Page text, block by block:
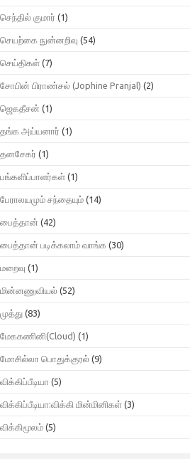
செந்தில் குமார் (1)
செயற்கை நுன்னறிவு (54)
செய்திகள் (7)
சோபின் பிராண்சல் (Jophine Pranjal) (2)
ஜெகதீசன் (1)
தங்க அய்யனார் (1)
தனசேகர் (1)
பங்களிப்பாளர்கள் (1)
பேராலயமும் சந்தையும் (14)
பைத்தான் (42)
பைத்தான் படிக்கலாம் வாங்க (30)
மறைவு (1)
மின்னணுவியல் (52)
முத்து (83)
மேககணினி(Cloud) (1)
மோசில்லா பொதுக்குரல் (9)
விக்கிப்பீடியா (5)
விக்கிப்பீடியா:விக்கி மின்மினிகள் (3)
விக்கிமூலம் (5)